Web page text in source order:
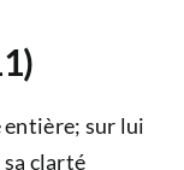
entière; sur lui
clarté